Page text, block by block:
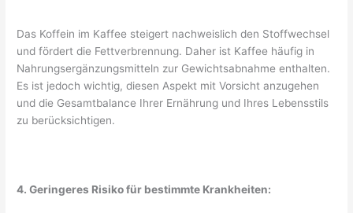
Das Koffein im Kaffee steigert nachweislich den Stoffwechsel
und fördert die Fettverbrennung. Daher ist Kaffee häufig in
Nahrungsergänzungsmitteln zur Gewichtsabnahme enthalten.
Es ist jedoch wichtig, diesen Aspekt mit Vorsicht anzugehen
und die Gesamtbalance Ihrer Ernährung und Ihres Lebensstils
zu berücksichtigen.
4. Geringeres Risiko für bestimmte Krankheiten: